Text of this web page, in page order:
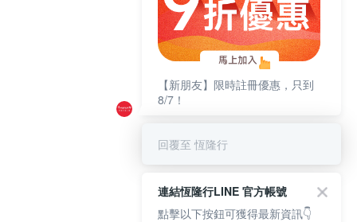
【新朋友】限時註冊優惠，只到
8/7！
回覆至 恆隆行
連結恆隆行LINE 官方帳號
點擊以下按鈕可獲得最新資訊👇